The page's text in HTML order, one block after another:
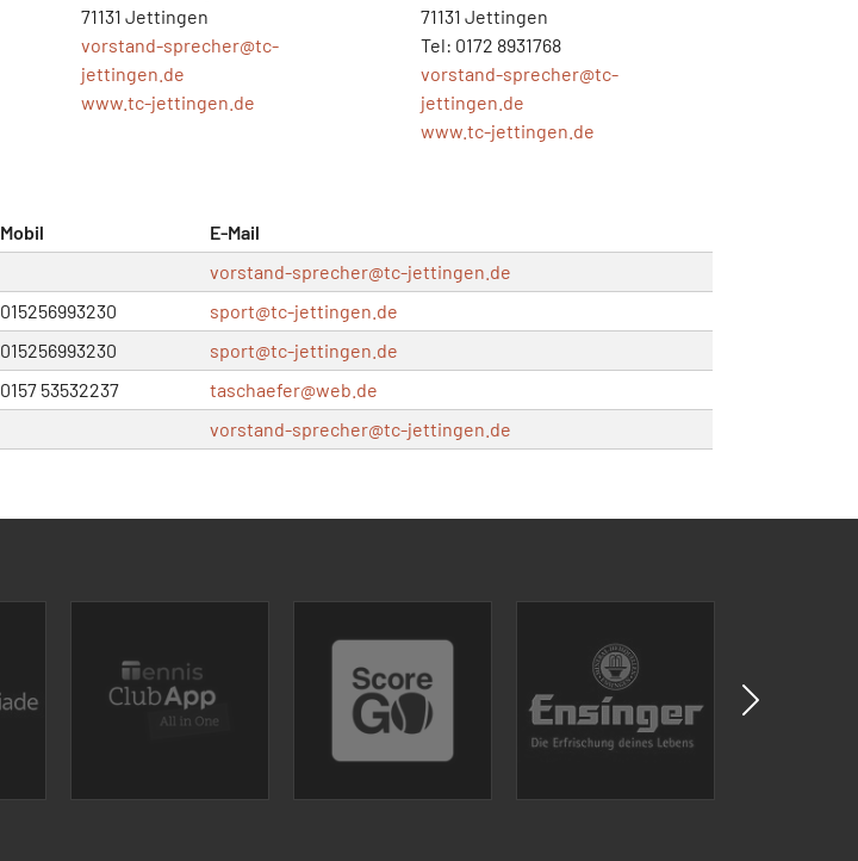
71131 Jettingen
vorstand-sprecher@tc-
jettingen.de
www.tc-jettingen.de
71131 Jettingen
Tel: 0172 8931768
vorstand-sprecher@tc-
jettingen.de
www.tc-jettingen.de
Mobil
E-Mail
vorstand-sprecher@tc-jettingen.de
015256993230 sport@tc-jettingen.de
015256993230 sport@tc-jettingen.de
0157 53532237 taschaefer@web.de
vorstand-sprecher@tc-jettingen.de